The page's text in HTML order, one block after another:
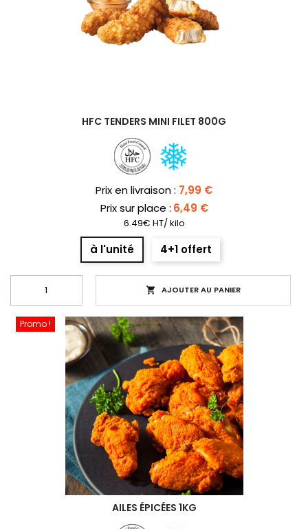
HFC TENDERS MINI FILET 800G
Prix
Prix en livraison : 7,99 €
Prix sur place : 6,49 €
6.49€ HT/ kilo
à l'unité 4+1 offert
 AJOUTER AU PANIER
Promo !
AILES ÉPICÉES 1KG